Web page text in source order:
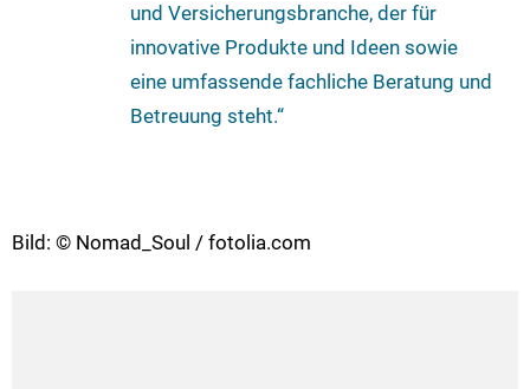
und Versicherungsbranche, der für
innovative Produkte und Ideen sowie
eine umfassende fachliche Beratung und
Betreuung steht.“
Bild: © Nomad_Soul / fotolia.com